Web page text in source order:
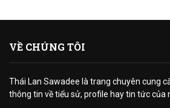
VỀ CHÚNG TÔI
Thái Lan Sawadee là trang chuyên cung
thông tin về tiểu sử, profile hay tin tức của